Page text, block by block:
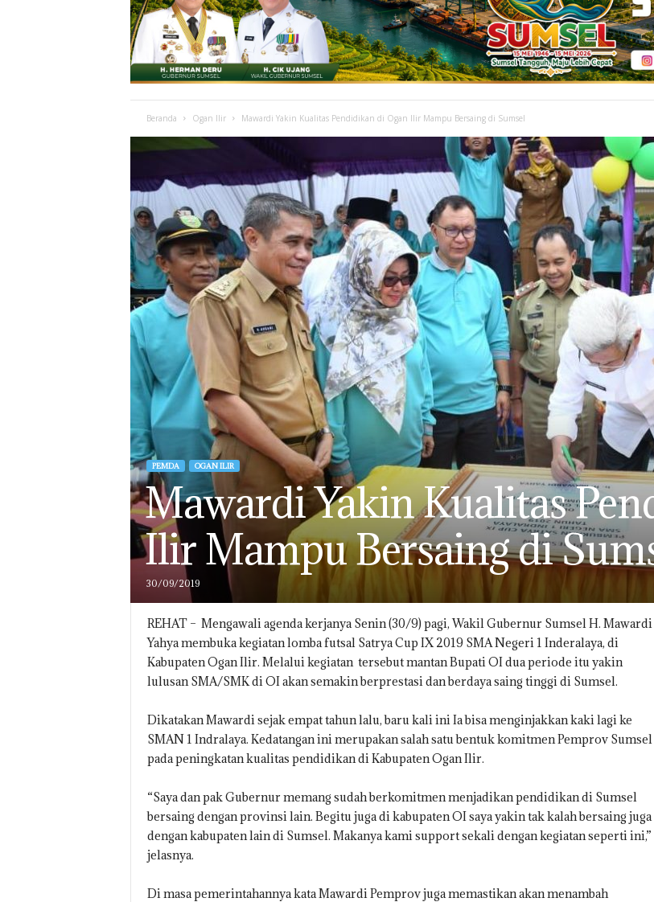
Beranda Ogan Ilir Mawardi Yakin Kualitas Pendidikan di Ogan Ilir Mampu Bersaing di Sumsel
PEMDA OGAN ILIR
Mawardi Yakin Kualitas
Ilir Mampu Bersaing di
30/09/2019
REHAT – Mengawali agenda kerjanya Senin (30/9) pagi, Wakil Gubernur Sumsel H. Mawardi
Yahya membuka kegiatan lomba futsal Satrya Cup IX 2019 SMA Negeri 1 Inderalaya, di
Kabupaten Ogan Ilir. Melalui kegiatan tersebut mantan Bupati OI dua periode itu yakin
lulusan SMA/SMK di OI akan semakin berprestasi dan berdaya saing tinggi di Sumsel.
Dikatakan Mawardi sejak empat tahun lalu, baru kali ini Ia bisa menginjakkan kaki lagi ke
SMAN 1 Indralaya. Kedatangan ini merupakan salah satu bentuk komitmen Pemprov Sumsel
pada peningkatan kualitas pendidikan di Kabupaten Ogan Ilir.
“Saya dan pak Gubernur memang sudah berkomitmen menjadikan pendidikan di Sumsel
bersaing dengan provinsi lain. Begitu juga di kabupaten OI saya yakin tak kalah bersaing juga
dengan kabupaten lain di Sumsel. Makanya kami support sekali dengan kegiatan seperti ini,”
jelasnya.
Di masa pemerintahannya kata Mawardi Pemprov juga memastikan akan menambah